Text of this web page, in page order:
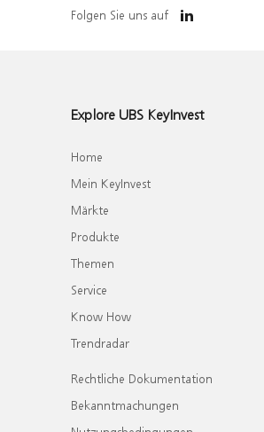
Folgen Sie uns auf
Explore UBS KeyInvest
Home
Mein KeyInvest
Märkte
Produkte
Themen
Service
Know How
Trendradar
Rechtliche Dokumentation
Bekanntmachungen